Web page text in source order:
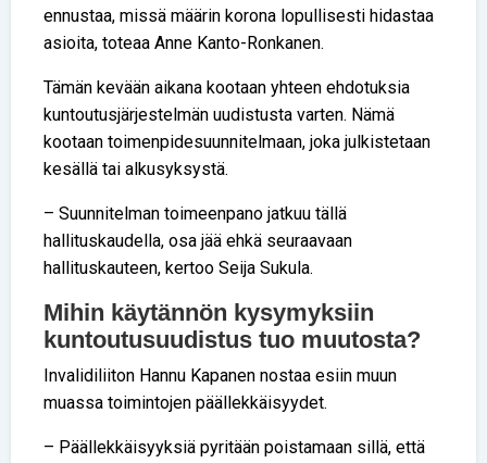
ennustaa, missä määrin korona lopullisesti hidastaa
asioita, toteaa Anne Kanto-Ronkanen.
Tämän kevään aikana kootaan yhteen ehdotuksia
kuntoutusjärjestelmän uudistusta varten. Nämä
kootaan toimenpidesuunnitelmaan, joka julkistetaan
kesällä tai alkusyksystä.
– Suunnitelman toimeenpano jatkuu tällä
hallituskaudella, osa jää ehkä seuraavaan
hallituskauteen, kertoo Seija Sukula.
Mihin käytännön kysymyksiin
kuntoutusuudistus tuo muutosta?
Invalidiliiton Hannu Kapanen nostaa esiin muun
muassa toimintojen päällekkäisyydet.
– Päällekkäisyyksiä pyritään poistamaan sillä, että